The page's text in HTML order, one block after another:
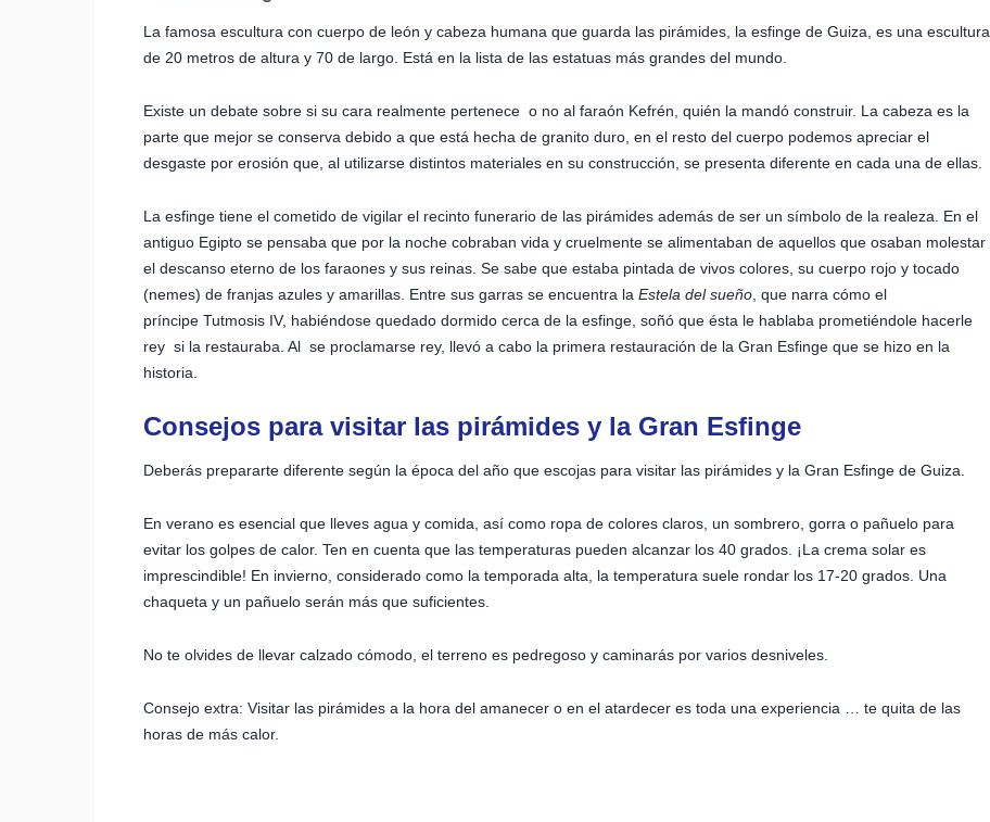
La famosa escultura con cuerpo de león y cabeza humana que guarda las pirámides, la esfinge de Guiza, es una escultura
de 20 metros de altura y 70 de largo. Está en la lista de las estatuas más grandes del mundo.
Existe un debate sobre si su cara realmente pertenece o no al faraón Kefrén, quién la mandó construir. La cabeza es la
parte que mejor se conserva debido a que está hecha de granito duro, en el resto del cuerpo podemos apreciar el
desgaste por erosión que, al utilizarse distintos materiales en su construcción, se presenta diferente en cada una de ellas.
La esfinge tiene el cometido de vigilar el recinto funerario de las pirámides además de ser un símbolo de la realeza. En el
antiguo Egipto se pensaba que por la noche cobraban vida y cruelmente se alimentaban de aquellos que osaban molestar
el descanso eterno de los faraones y sus reinas. Se sabe que estaba pintada de vivos colores, su cuerpo rojo y tocado
(nemes) de franjas azules y amarillas. Entre sus garras se encuentra la Estela del sueño , que narra cómo el
príncipe Tutmosis IV, habiéndose quedado dormido cerca de la esfinge, soñó que ésta le hablaba prometiéndole hacerle
rey si la restauraba. Al se proclamarse rey, llevó a cabo la primera restauración de la Gran Esfinge que se hizo en la
historia.
Consejos para visitar las pirámides y la Gran Esfinge
Deberás prepararte diferente según la época del año que escojas para visitar las pirámides y la Gran Esfinge de Guiza.
En verano es esencial que lleves agua y comida, así como ropa de colores claros, un sombrero, gorra o pañuelo para
evitar los golpes de calor. Ten en cuenta que las temperaturas pueden alcanzar los 40 grados. ¡La crema solar es
imprescindible! En invierno, considerado como la temporada alta, la temperatura suele rondar los 17-20 grados. Una
chaqueta y un pañuelo serán más que suficientes.
No te olvides de llevar calzado cómodo, el terreno es pedregoso y caminarás por varios desniveles.
Consejo extra: Visitar las pirámides a la hora del amanecer o en el atardecer es toda una experiencia … te quita de las
horas de más calor.